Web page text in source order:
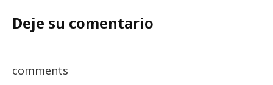
Deje su comentario
comments